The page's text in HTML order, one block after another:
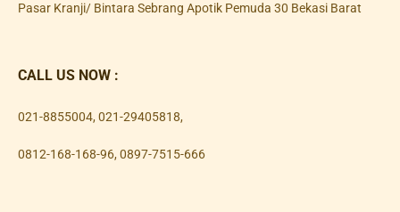
Pasar Kranji/ Bintara Sebrang Apotik Pemuda 30 Bekasi Barat
CALL US NOW :
021-8855004, 021-29405818,
0812-168-168-96, 0897-7515-666